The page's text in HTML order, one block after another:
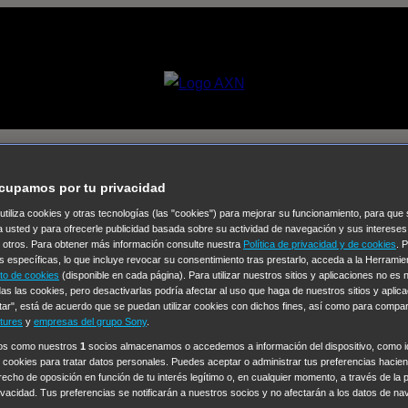
Selecciona un
Colección de Videos
Operación: Huracán House of Cards Despedida Salvaje
Cinco en familia Hudson & Rex Diez libras y un sueño Mr
y Lola High Country Los casos de Susan Ryeland: Moonflower
Libre de Culpa Morbius NCIS: Nueva Orleans Pandora En
Chicago Fire Monarch Circuito cerrado Alert: Unidad de
por tu privacidad
cookies y otras tecnologías (las "cookies") para mejorar su funcionamiento, para que
usted y para ofrecerle publicidad basada sobre su actividad de navegación y sus
otros. Para obtener más información consulte nuestra Política de privacidad y de cookies .
específicas, lo que incluye revocar su consentimiento tras prestarlo, acceda a la
de cookies (disponible en cada página). Para utilizar nuestros sitios y aplicaciones no es
las cookies, pero desactivarlas podría afectar al uso que haga de nuestros sitios y
está de acuerdo que se puedan utilizar cookies con dichos fines, así como para
y empresas del grupo Sony.
como nuestros 1 socios almacenamos o accedemos a información del dispositivo, como
para tratar datos personales. Puedes aceptar o administrar tus preferencias
de oposición en función de tu interés legítimo o, en cualquier momento, a través de la
Tus preferencias se notificarán a nuestros socios y no afectarán a los datos de